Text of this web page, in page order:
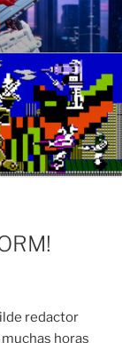
redactor
horas